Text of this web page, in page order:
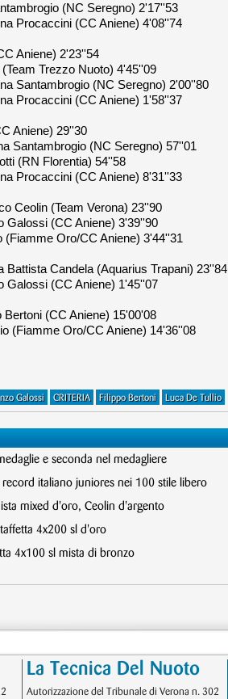
(NC Seregno) 2'17''53
Procaccini (CC Aniene) 4'08''74
Aniene) 2'23''54
Trezzo Nuoto) 4'45''09
Santambrogio (NC Seregno) 2'00''80
Procaccini (CC Aniene) 1'58''37
Aniene) 29''30
Santambrogio (NC Seregno) 57''01
(RN Florentia) 54''58
Procaccini (CC Aniene) 8'31''33
Ceolin (Team Verona) 23''90
Galossi (CC Aniene) 3'39''90
(Fiamme Oro/CC Aniene) 3'44''31
Battista Candela (Aquarius Trapani) 23''84
Galossi (CC Aniene) 1'45''07
(CC Aniene) 15'00'08
(Fiamme Oro/CC Aniene) 14'36''08
Galossi CRITERIA Filippo Bertoni Luca De Tullio
e seconda nel medagliere
italiano juniores nei 100 stile libero
mixed d'oro, Ceolin d'argento
4x200 sl d'oro
4x100 sl mista di bronzo
La Tecnica Del Nuoto
Autorizzazione del Tribunale di Verona n. 302